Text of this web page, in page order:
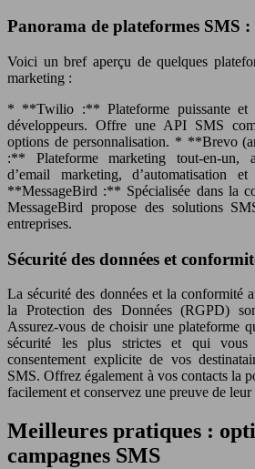
Panorama de plateformes SMS :
Voici un bref aperçu de quelques
marketing :
* **Twilio :** Plateforme puissante et
développeurs. Offre une API SMS
options de personnalisation. * **Brevo
:** Plateforme marketing tout-en-un,
d’email marketing, d’automatisation
**MessageBird :** Spécialisée dans la
MessageBird propose des solutions
entreprises.
Sécurité des données et
La sécurité des données et la conformité
la Protection des Données (RGPD)
Assurez-vous de choisir une plateforme
sécurité les plus strictes et qui
consentement explicite de vos
SMS. Offrez également à vos contacts la
facilement et conservez une preuve de leur
Meilleures pratiques :
campagnes SMS